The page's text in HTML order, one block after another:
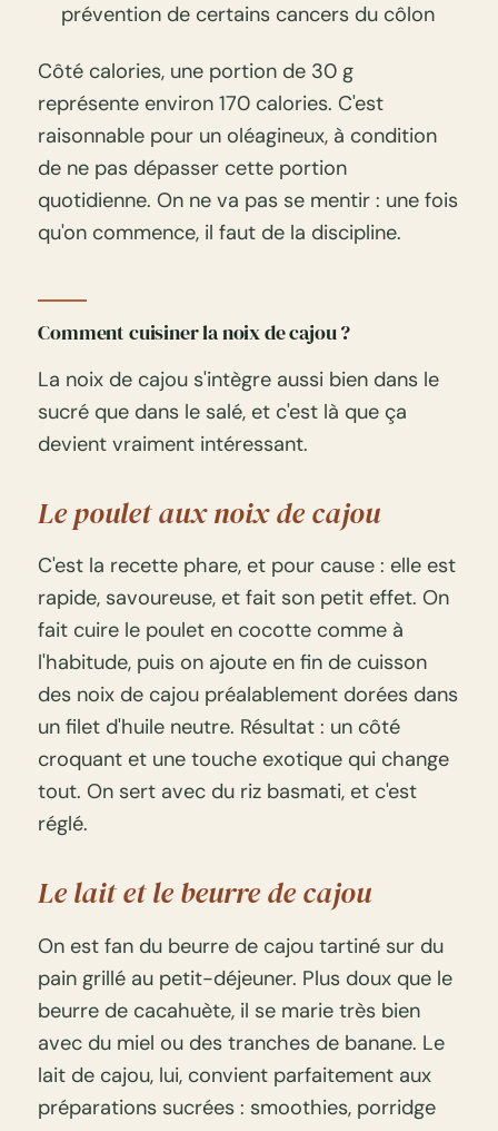
prévention de certains cancers du côlon
Côté calories, une portion de 30 g
représente environ 170 calories. C'est
raisonnable pour un oléagineux, à condition
de ne pas dépasser cette portion
quotidienne. On ne va pas se mentir : une fois
qu'on commence, il faut de la discipline.
Comment cuisiner la noix de cajou ?
La noix de cajou s'intègre aussi bien dans le
sucré que dans le salé, et c'est là que ça
devient vraiment intéressant.
Le poulet aux noix de cajou
C'est la recette phare, et pour cause : elle est
rapide, savoureuse, et fait son petit effet. On
fait cuire le poulet en cocotte comme à
l'habitude, puis on ajoute en fin de cuisson
des noix de cajou préalablement dorées dans
un filet d'huile neutre. Résultat : un côté
croquant et une touche exotique qui change
tout. On sert avec du riz basmati, et c'est
réglé.
Le lait et le beurre de cajou
On est fan du beurre de cajou tartiné sur du
pain grillé au petit-déjeuner. Plus doux que le
beurre de cacahuète, il se marie très bien
avec du miel ou des tranches de banane. Le
lait de cajou, lui, convient parfaitement aux
préparations sucrées : smoothies, porridge